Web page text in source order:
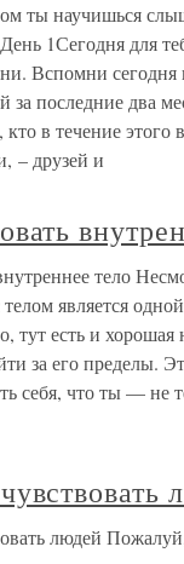
ты научишься
1Сегодня для
Вспомни сегодня
за последние два
кто в течение
– друзей и
тело
является
тут есть и
за его пределы.
себя, что ты — не
людей